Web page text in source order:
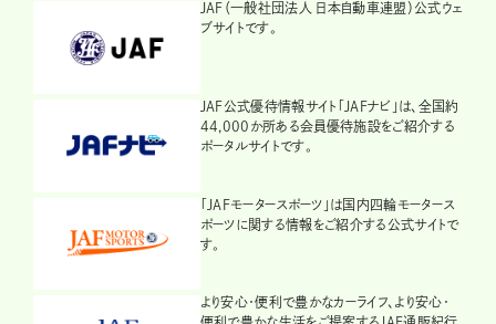
JAF（一般社団法人 日本自動車連盟）公式ウェ
ブサイトです。
JAF公式優待情報サイト「JAFナビ」は、全国約
44,000か所ある会員優待施設をご紹介する
ポータルサイトです。
「JAFモータースポーツ」は国内四輪モータース
ポーツに関する情報をご紹介する公式サイトで
す。
より安心・便利で豊かなカーライフ、より安心・